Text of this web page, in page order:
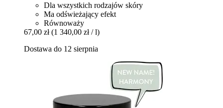
Dla wszystkich rodzajów skóry
Ma odświeżający efekt
Równoważy
67,00 zł (1 340,00 zł / l)
Dostawa do 12 sierpnia